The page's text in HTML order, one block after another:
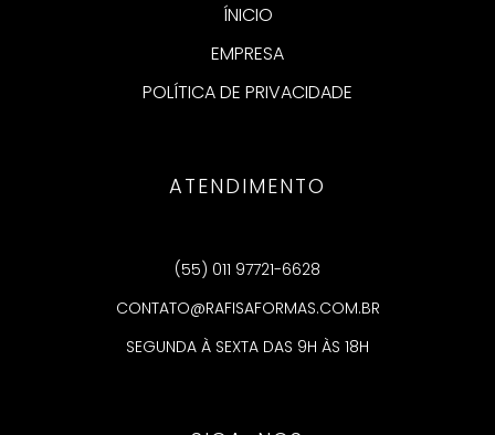
ÍNICIO
EMPRESA
POLÍTICA DE PRIVACIDADE
ATENDIMENTO
(55) 011 97721-6628
CONTATO@RAFISAFORMAS.COM.BR
SEGUNDA À SEXTA DAS 9H ÀS 18H